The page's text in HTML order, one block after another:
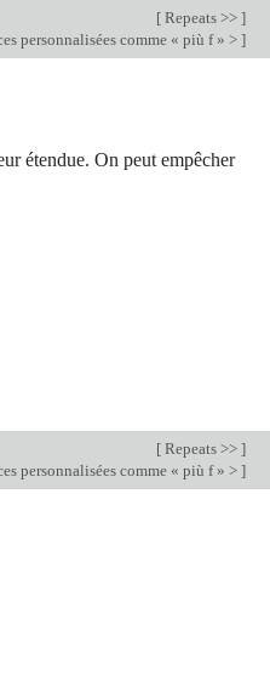
[ Repeats >> ]
personnalisées comme « più f » > ]
étendue. On peut empêcher
[ Repeats >> ]
personnalisées comme « più f » > ]